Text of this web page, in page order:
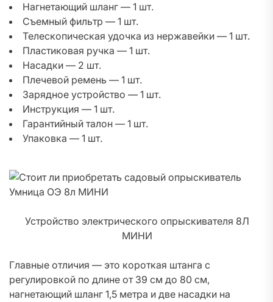
Нагнетающий шланг — 1 шт.
Съемный фильтр — 1 шт.
Телескопическая удочка из нержавейки — 1 шт.
Пластиковая ручка — 1 шт.
Насадки — 2 шт.
Плечевой ремень — 1 шт.
Зарядное устройство — 1 шт.
Инструкция — 1 шт.
Гарантийный талон — 1 шт.
Упаковка — 1 шт.
Устройство электрического опрыскивателя 8Л
МИНИ
Главные отличия — это короткая штанга с
регулировкой по длине от 39 см до 80 см,
нагнетающий шланг 1,5 метра и две насадки на